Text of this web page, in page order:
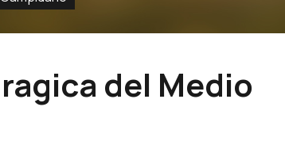
del Medio